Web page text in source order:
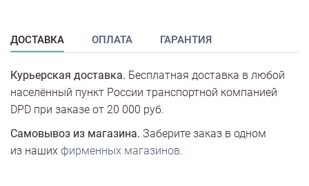
ДОСТАВКА ОПЛАТА ГАРАНТИЯ
Курьерская доставка. Бесплатная доставка в любой
населённый пункт России транспортной компанией
DPD при заказе от 20 000 руб.
Самовывоз из магазина. Заберите заказ в одном
из наших фирменных магазинов.